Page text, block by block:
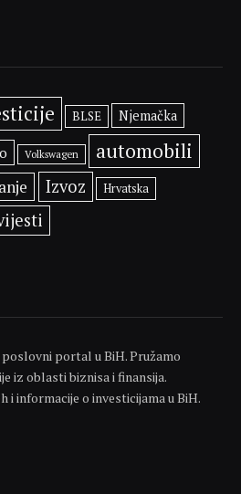
BLSE Njemačka
Volkswagen automobili
Izvoz Hrvatska
portal u BiH. Pružamo
iz oblasti biznisa i finansija.
i informacije o investicijama u BiH.